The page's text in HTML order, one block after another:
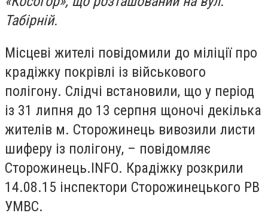
Табірній.
Місцеві жителі повідомили до міліції про
крадіжку покрівлі із військового
полігону. Слідчі встановили, що у період
із 31 липня до 13 серпня щоночі декілька
жителів м. Сторожинець вивозили листи
шиферу із полігону, – повідомляє
Сторожинець.INFO. Крадіжку розкрили
14.08.15 інспектори Сторожинецького РВ
УМВС.